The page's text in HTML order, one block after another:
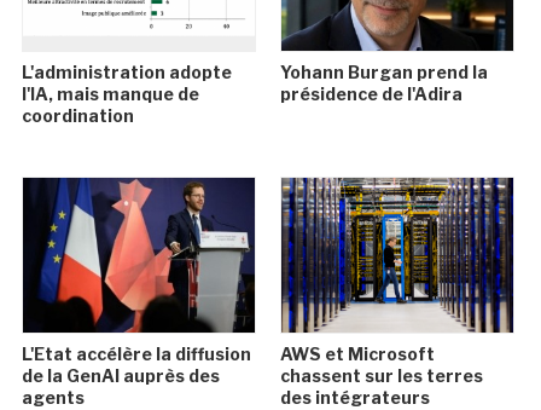
L'administration adopte
l'IA, mais manque de
coordination
Yohann Burgan prend la
présidence de l'Adira
L'Etat accélère la diffusion
de la GenAI auprès des
agents
AWS et Microsoft
chassent sur les terres
des intégrateurs